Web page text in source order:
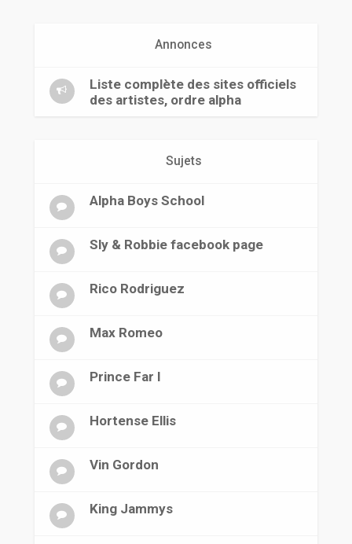
Annonces
Liste complète des sites officiels
des artistes, ordre alpha
Sujets
Alpha Boys School
Sly & Robbie facebook page
Rico Rodriguez
Max Romeo
Prince Far I
Hortense Ellis
Vin Gordon
King Jammys